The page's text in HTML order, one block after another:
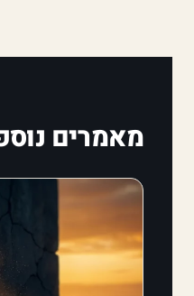
מאמרים